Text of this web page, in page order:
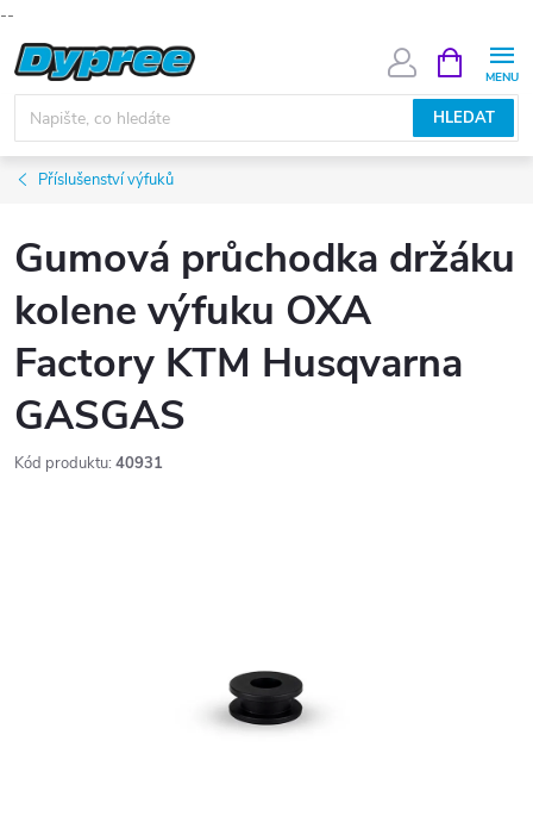
--
Přejít
na
obsah
HLEDAT
NÁKUPNÍ
KOŠÍK
Příslušenství výfuků
Gumová průchodka držáku
kolene výfuku OXA
Factory KTM Husqvarna
GASGAS
Kód produktu: 40931